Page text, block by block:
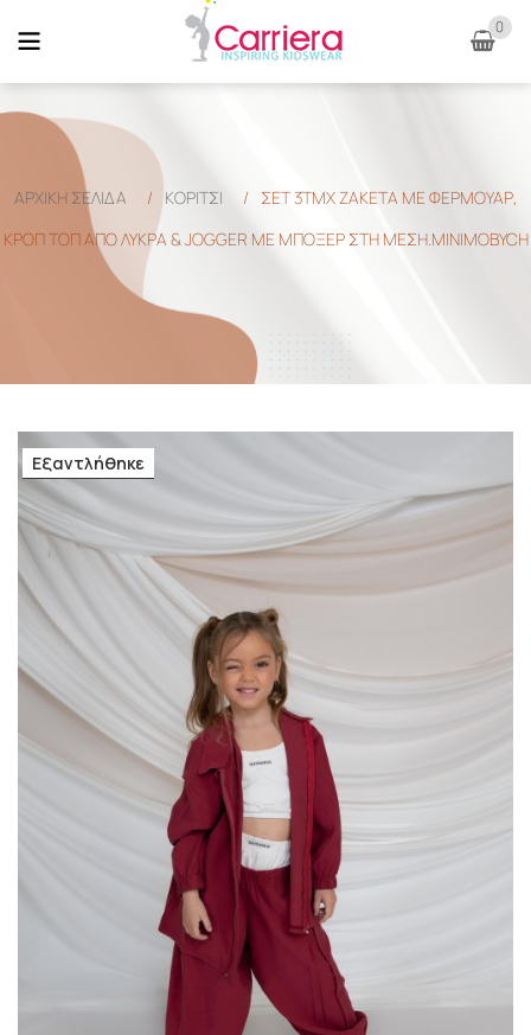
0
ΑΡΧΙΚΉ ΣΕΛΊΔΑ / ΚΟΡΙΤΣΙ /
ΣΕΤ 3ΤΜΧ ΖΑΚΕΤΑ ΜΕ ΦΕΡΜΟΥΑΡ,
ΚΡΟΠ ΤΟΠ ΑΠΟ ΛΥΚΡΑ & JOGGER ΜΕ ΜΠΟΞΕΡ ΣΤΗ ΜΕΣΗ.MINIMOBYCH
Εξαντλήθηκε